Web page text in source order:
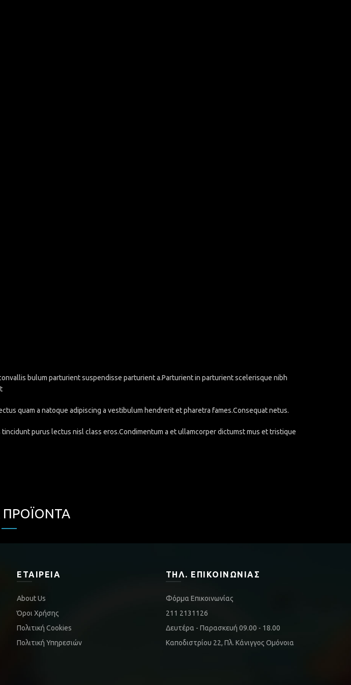
bulum parturient suspendisse parturient a.Parturient in parturient scelerisque nibh
quam a natoque adipiscing a vestibulum hendrerit et pharetra fames.Consequat netus.
purus lectus nisl class eros.Condimentum a et ullamcorper dictumst mus et tristique
ΠΡΟΪΌΝΤΑ
ΕΤΑΙΡΕΊΑ
About Us
Όροι Χρήσης
Πολιτική Cookies
Πολιτική Υπηρεσιών
ΤΗΛ. ΕΠΙΚΟΙΝΩΝΊΑΣ
Φόρμα Επικοινωνίας
211 2131126
Δευτέρα - Παρασκευή 09.00 - 18.00
Καποδιστρίου 22, Πλ. Κάνιγγος Ομόνοια